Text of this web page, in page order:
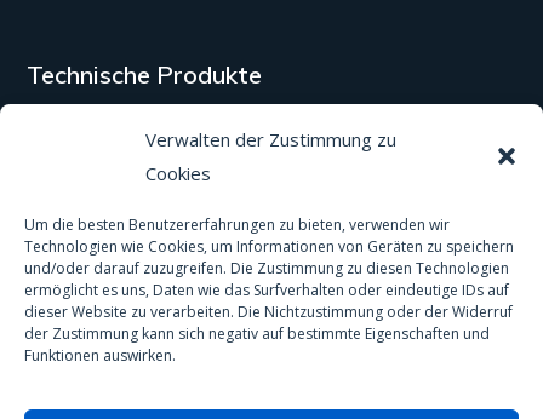
Verwalten der Zustimmung zu
Cookies
Um die besten Benutzererfahrungen zu bieten, verwenden wir
Technologien wie Cookies, um Informationen von Geräten zu speichern
und/oder darauf zuzugreifen. Die Zustimmung zu diesen Technologien
ermöglicht es uns, Daten wie das Surfverhalten oder eindeutige IDs auf
dieser Website zu verarbeiten. Die Nichtzustimmung oder der Widerruf
der Zustimmung kann sich negativ auf bestimmte Eigenschaften und
Funktionen auswirken.
Technische Produkte
Alle unsere Produkte
Schutzausrüstung
Spas und Pools
Anti-Rutsch-Behandlung